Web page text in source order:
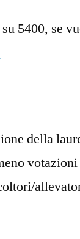
5400, se
della